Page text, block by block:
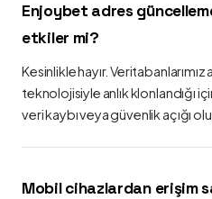
Enjoybet adres
etkiler mi?
Kesinlikle hayır.
teknolojisiyle anlık klonlandığı
veri kaybı veya güvenlik açığı
Mobil cihazlardan erişim